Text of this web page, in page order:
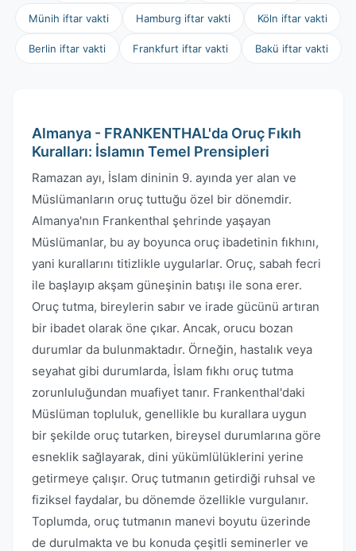
Münih iftar vakti Hamburg iftar vakti Köln iftar vakti
Berlin iftar vakti Frankfurt iftar vakti Bakü iftar vakti
Almanya - FRANKENTHAL'da Oruç Fıkıh
Kuralları: İslamın Temel Prensipleri
Ramazan ayı, İslam dininin 9. ayında yer alan ve
Müslümanların oruç tuttuğu özel bir dönemdir.
Almanya'nın Frankenthal şehrinde yaşayan
Müslümanlar, bu ay boyunca oruç ibadetinin fıkhını,
yani kurallarını titizlikle uygularlar. Oruç, sabah fecri
ile başlayıp akşam güneşinin batışı ile sona erer.
Oruç tutma, bireylerin sabır ve irade gücünü artıran
bir ibadet olarak öne çıkar. Ancak, orucu bozan
durumlar da bulunmaktadır. Örneğin, hastalık veya
seyahat gibi durumlarda, İslam fıkhı oruç tutma
zorunluluğundan muafiyet tanır. Frankenthal'daki
Müslüman topluluk, genellikle bu kurallara uygun
bir şekilde oruç tutarken, bireysel durumlarına göre
esneklik sağlayarak, dini yükümlülüklerini yerine
getirmeye çalışır. Oruç tutmanın getirdiği ruhsal ve
fiziksel faydalar, bu dönemde özellikle vurgulanır.
Toplumda, oruç tutmanın manevi boyutu üzerinde
de durulmakta ve bu konuda çeşitli seminerler ve